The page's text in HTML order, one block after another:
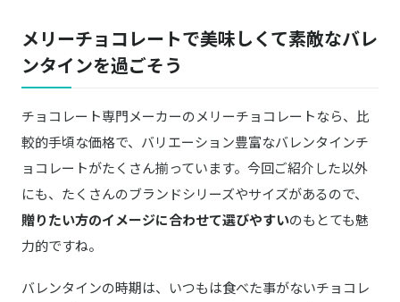
メリーチョコレートで美味しくて素敵なバレ
ンタインを過ごそう
チョコレート専門メーカーのメリーチョコレートなら、比
較的手頃な価格で、バリエーション豊富なバレンタインチ
ョコレートがたくさん揃っています。今回ご紹介した以外
にも、たくさんのブランドシリーズやサイズがあるので、
贈りたい方のイメージに合わせて選びやすいのもとても魅
力的ですね。
バレンタインの時期は、いつもは食べた事がないチョコレ